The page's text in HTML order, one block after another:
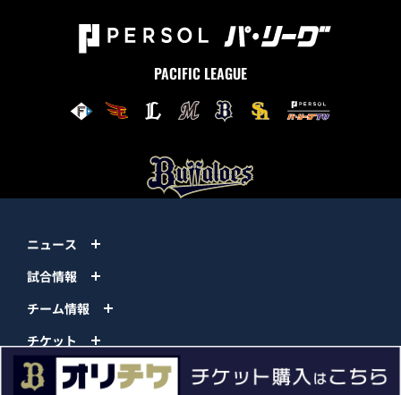
PACIFIC LEAGUE
ニュース
試合情報
チーム情報
チケット
イベント